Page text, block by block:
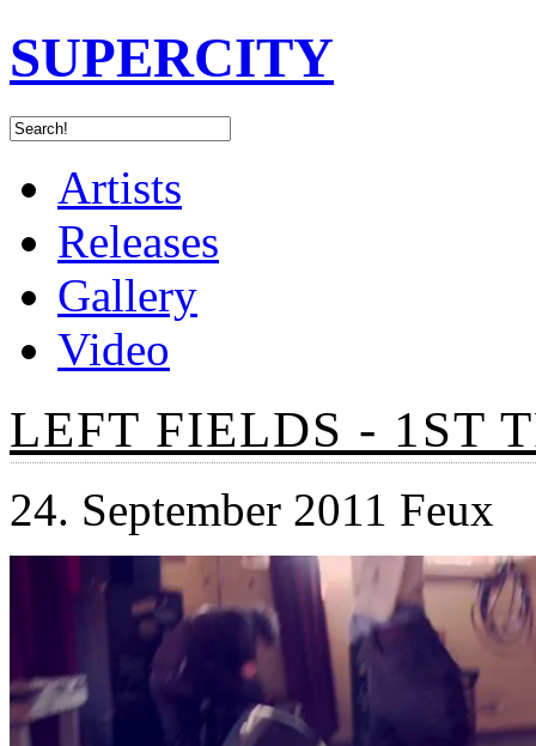
SUPERCITY
Artists
Releases
Gallery
Video
LEFT FIELDS - 1ST
24. September 2011 Feux